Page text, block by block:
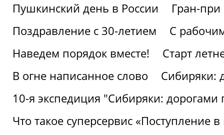
Пушкинский день в России
Гран-
Поздравление с 30-летием
С
Наведем порядок вместе!
Старт
В огне написанное слово
Сибиряки:
10-я экспедиция "Сибиряки: дорогами
Что такое суперсервис «Поступление